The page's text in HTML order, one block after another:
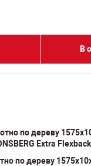
В
по дереву